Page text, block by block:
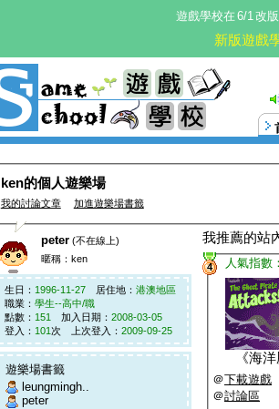
遊戲學校在 6/1改
新版遊戲
ken的個人遊樂場
我的討論文章 加進遊樂場書籤
peter (不在線上)
暱稱：ken
生日： 1996-11-27 居住地： 港澳地區
職業： 學生--高中/職
點數： 151 加入日期： 2008-03-05
登入： 101次 上次登入： 2009-09-25
遊樂場書籤
leungmingh..
peter
我推薦的站
4 人氣指數：
《海洋
＠下載遊戲
＠討論區